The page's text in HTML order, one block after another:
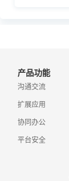
产品功能
沟通交流
扩展应用
协同办公
平台安全